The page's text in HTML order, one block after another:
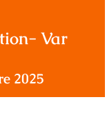
Var
2025